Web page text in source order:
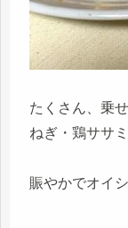
たくさん、乗
ねぎ・鶏ササミ
賑やかでオイ